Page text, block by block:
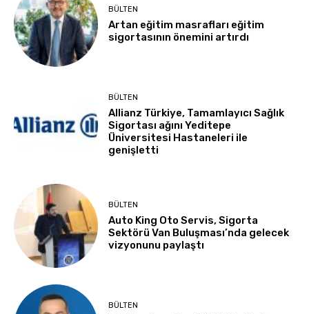
BÜLTEN
Artan eğitim masrafları eğitim
sigortasının önemini artırdı
BÜLTEN
Allianz Türkiye, Tamamlayıcı Sağlık
Sigortası ağını Yeditepe
Üniversitesi Hastaneleri ile
genişletti
BÜLTEN
Auto King Oto Servis, Sigorta
Sektörü Van Buluşması’nda gelecek
vizyonunu paylaştı
BÜLTEN